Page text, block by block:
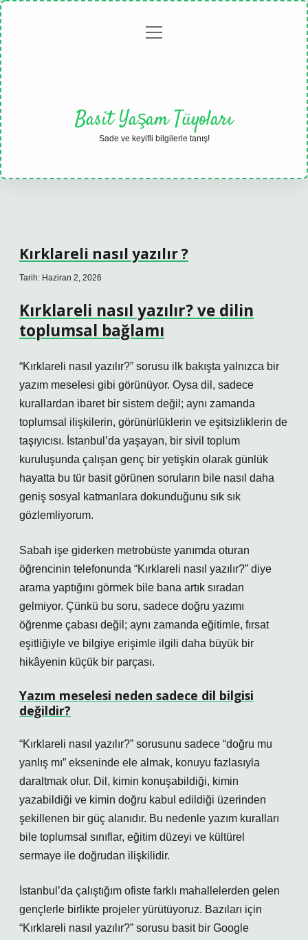
Gizlilikmenüyü
Basit Yaşam Tüyoları
Sade ve keyifli bilgilerle tanış!
Kırklareli nasıl yazılır ?
Tarih: Haziran 2, 2026
Kırklareli nasıl yazılır? ve dilin
toplumsal bağlamı
“Kırklareli nasıl yazılır?” sorusu ilk bakışta yalnızca bir
yazım meselesi gibi görünüyor. Oysa dil, sadece
kurallardan ibaret bir sistem değil; aynı zamanda
toplumsal ilişkilerin, görünürlüklerin ve eşitsizliklerin de
taşıyıcısı. İstanbul’da yaşayan, bir sivil toplum
kuruluşunda çalışan genç bir yetişkin olarak günlük
hayatta bu tür basit görünen soruların bile nasıl daha
geniş sosyal katmanlara dokunduğunu sık sık
gözlemliyorum.
Sabah işe giderken metrobüste yanımda oturan
öğrencinin telefonunda “Kırklareli nasıl yazılır?” diye
arama yaptığını görmek bile bana artık sıradan
gelmiyor. Çünkü bu soru, sadece doğru yazımı
öğrenme çabası değil; aynı zamanda eğitimle, fırsat
eşitliğiyle ve bilgiye erişimle ilgili daha büyük bir
hikâyenin küçük bir parçası.
Yazım meselesi neden sadece dil bilgisi
değildir?
“Kırklareli nasıl yazılır?” sorusunu sadece “doğru mu
yanlış mı” ekseninde ele almak, konuyu fazlasıyla
daraltmak olur. Dil, kimin konuşabildiği, kimin
yazabildiği ve kimin doğru kabul edildiği üzerinden
şekillenen bir güç alanıdır. Bu nedenle yazım kuralları
bile toplumsal sınıflar, eğitim düzeyi ve kültürel
sermaye ile doğrudan ilişkilidir.
İstanbul’da çalıştığım ofiste farklı mahallelerden gelen
gençlerle birlikte projeler yürütüyoruz. Bazıları için
“Kırklareli nasıl yazılır?” sorusu basit bir Google